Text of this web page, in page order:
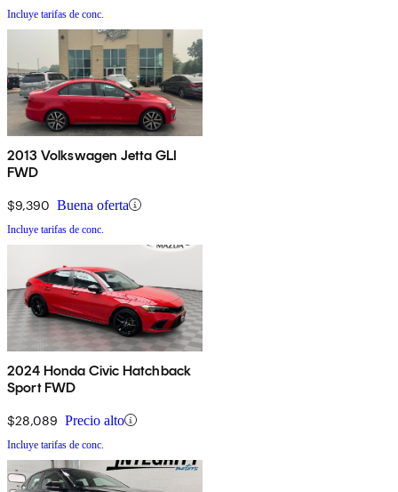
Incluye tarifas de conc.
2013 Volkswagen Jetta GLI
FWD
$9,390 Buena oferta
Incluye tarifas de conc.
2024 Honda Civic Hatchback
Sport FWD
$28,089 Precio alto
Incluye tarifas de conc.